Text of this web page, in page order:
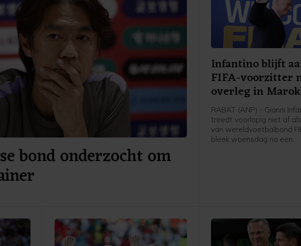
bond onderzocht om
Infantino blijft
FIFA-voorzitter
overleg in
RABAT (ANP) - Gianni
treedt voorlopig niet af
van wereldvoetbalbond
bleek woensdag na een